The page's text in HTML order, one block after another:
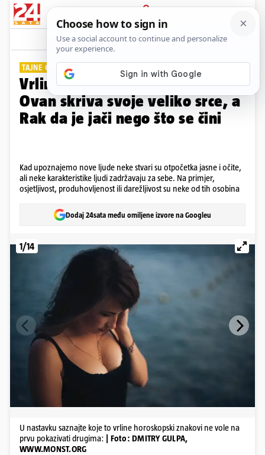
PRIJAVA
Galerija Komentari
TAJNE OSOBINE ZODIJAKA
Vrline koje ne vole pokazivati:
Ovan skriva svoje veliko srce, a
Rak da je jači nego što se čini
Kad upoznajemo nove ljude neke stvari su otpočetka jasne i očite,
ali neke karakteristike ljudi zadržavaju za sebe. Na primjer,
osjetljivost, produhovljenost ili darežljivost su neke od tih osobina
Dodaj 24sata među omiljene izvore na Googleu
1/14
​U nastavku saznajte koje to vrline horoskopski znakovi ne vole na
prvu pokazivati drugima:
| Foto: DMITRY GULPA,
WWW.MONST.ORG